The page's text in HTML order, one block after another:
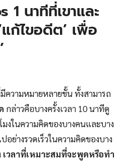
1 นาทีที่เขาและ
แก้ไขอดีต’ เพื่อ
ความหมายหลายชั้น ทั้งสามารถ
กล่าวคือบางครั้งเวลา 10 นาทีดู
งในความคิดของบางคนและบาง
อย่างรวดเร็วในความคิดของบาง
เวลาที่เหมาะสมที่จะพูดหรือทำ